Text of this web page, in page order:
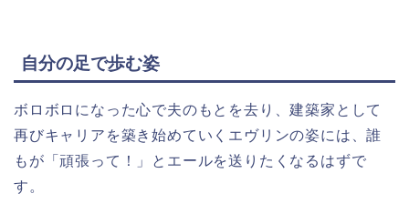
自分の足で歩む姿
ボロボロになった心で夫のもとを去り、建築家として
再びキャリアを築き始めていくエヴリンの姿には、誰
もが「頑張って！」とエールを送りたくなるはずで
す。